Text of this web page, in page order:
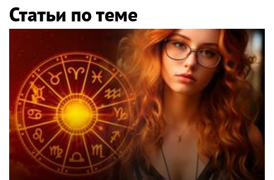
Статьи по теме